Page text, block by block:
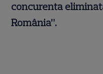
concurenta
România”.